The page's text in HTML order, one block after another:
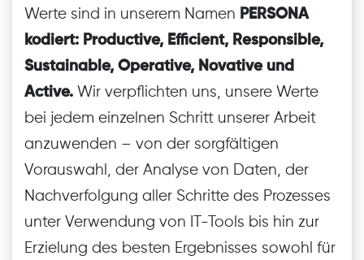
Werte sind in unserem Namen PERSONA
kodiert: Productive, Efficient, Responsible,
Sustainable, Operative, Novative und
Active. Wir verpflichten uns, unsere Werte
bei jedem einzelnen Schritt unserer Arbeit
anzuwenden – von der sorgfältigen
Vorauswahl, der Analyse von Daten, der
Nachverfolgung aller Schritte des Prozesses
unter Verwendung von IT-Tools bis hin zur
Erzielung des besten Ergebnisses sowohl für